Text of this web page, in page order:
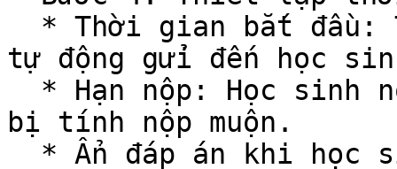
tự động gửi đến học
bị tính nộp muộn.